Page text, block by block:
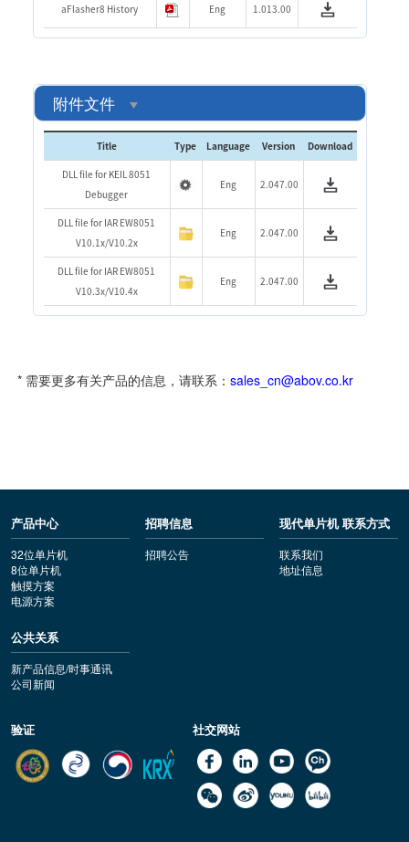
aFlasher8 History Eng 1.013.00
附件文件
Title Type Language Version Download
DLL file for KEIL 8051
Debugger
Eng 2.047.00
DLL file for IAR EW8051
V10.1x/V10.2x
Eng 2.047.00
DLL file for IAR EW8051
V10.3x/V10.4x
Eng 2.047.00
* 需要更多有关产品的信息，请联系： sales_cn@abov.co.kr
产品中心
32位单片机
8位单片机
触摸方案
电源方案
招聘信息
招聘公告
现代单片机 联系方式
联系我们
地址信息
公共关系
新产品信息/时事通讯
公司新闻
验证 社交网站